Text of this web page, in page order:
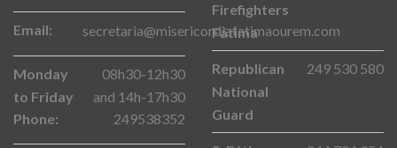
Email: secretaria@misericordiafatimaourem.com
Monday
to Friday
08h30-12h30
and 14h-17h30
Phone:
249538352
Firefighters
Fátima
Republican
National
Guard
249 530 580